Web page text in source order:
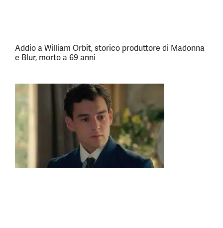
Addio a William Orbit, storico produttore di Madonna
e Blur, morto a 69 anni